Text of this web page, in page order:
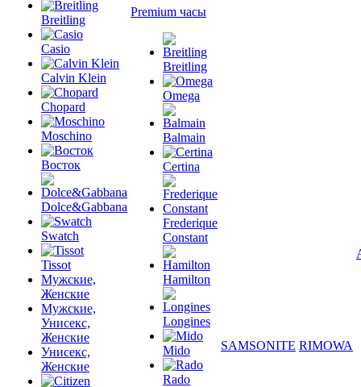
Breitling
Casio
Calvin Klein
Chopard
Moschino
Восток
Dolce&Gabbana
Swatch
Tissot
Мужские,
Женские
Мужские,
Унисекс,
Женские
Унисекс,
Женские
Premium часы
Breitling
Omega
Balmain
Certina
Frederique
Constant
Hamilton
Longines
Mido
Rado
SAMSONITE RIMOWA